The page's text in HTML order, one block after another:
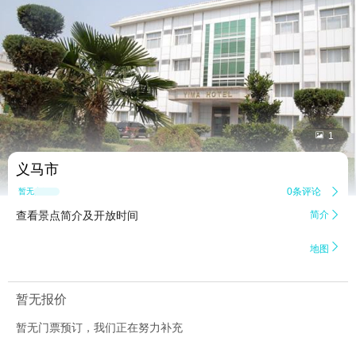
 1
义马市
暂无点评 0条评论 
查看景点简介及开放时间 简介 
地图 
暂无报价
暂无门票预订，我们正在努力补充
